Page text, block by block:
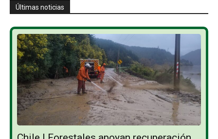
Últimas noticias